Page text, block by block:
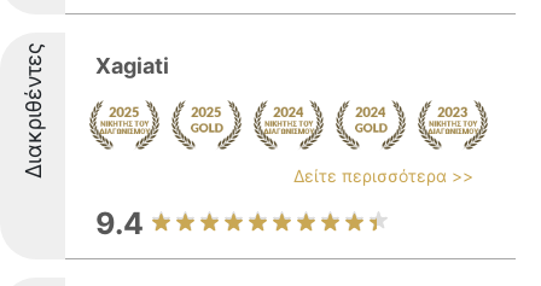
Διακριθέντες Xagiati
Δείτε περισσότερα >>
9.4